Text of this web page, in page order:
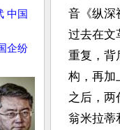
中国
企纷
音《纵深
过去在文
重复，背
构，再加
之后，两
翁米拉蒂